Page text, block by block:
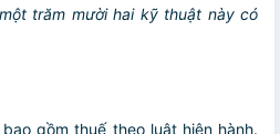
trăm mười hai kỹ thuật này có
gồm thuế theo luật hiện hành.